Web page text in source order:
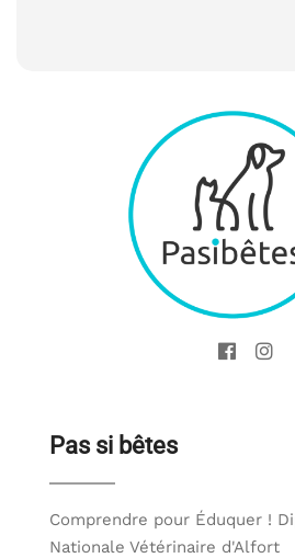
Pas si bêtes
Comprendre pour Éduquer !
Nationale Vétérinaire d'Alfort